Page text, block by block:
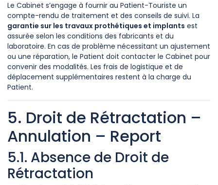
Le Cabinet s’engage à fournir au Patient-Touriste un
compte-rendu de traitement et des conseils de suivi. La
garantie sur les travaux prothétiques et implants est
assurée selon les conditions des fabricants et du
laboratoire. En cas de problème nécessitant un ajustement
ou une réparation, le Patient doit contacter le Cabinet pour
convenir des modalités. Les frais de logistique et de
déplacement supplémentaires restent à la charge du
Patient.
5. Droit de Rétractation –
Annulation – Report
5.1. Absence de Droit de
Rétractation